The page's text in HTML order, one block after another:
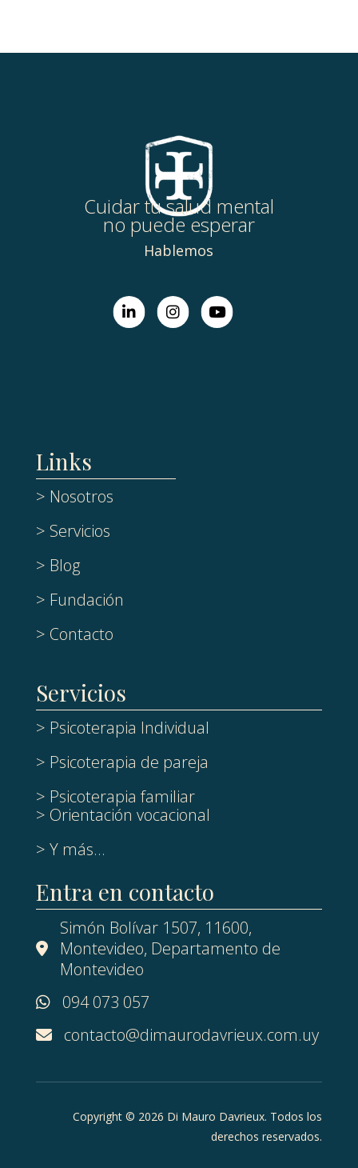
Cuidar tu salud mental
no puede esperar
Hablemos
Links
> Nosotros
> Servicios
> Blog
> Fundación
> Contacto
Servicios
> Psicoterapia Individual
> Psicoterapia de pareja
> Psicoterapia familiar
> Orientación vocacional
> Y más...
Entra en contacto
Simón Bolívar 1507, 11600,
Montevideo, Departamento de
Montevideo
094 073 057
contacto@dimaurodavrieux.com.uy
Copyright © 2026 Di Mauro Davrieux. Todos los
derechos reservados.